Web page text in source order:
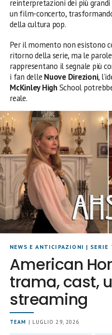
reinterpretazioni dei più grandi
un film-concerto,
della cultura pop.
Per il momento non esistono
ritorno della serie, ma le
rappresentano il segnale più
i fan delle Nuove Direzioni,
McKinley HighSchool
reale.
NEWS E ANTICIPAZIONI | SERIE
American
trama, cast,
streaming
TEAM | LUGLIO 29, 2026